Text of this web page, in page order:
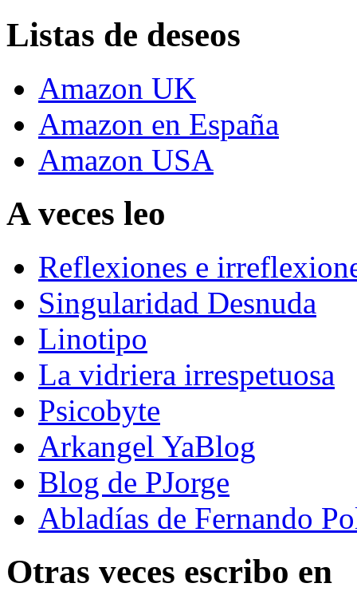
Listas de deseos
Amazon UK
Amazon en España
Amazon USA
A veces leo
Reflexiones e
Singularidad Desnuda
Linotipo
La vidriera irrespetuosa
Psicobyte
Arkangel YaBlog
Blog de PJorge
Abladías de Fernando
Otras veces escribo en